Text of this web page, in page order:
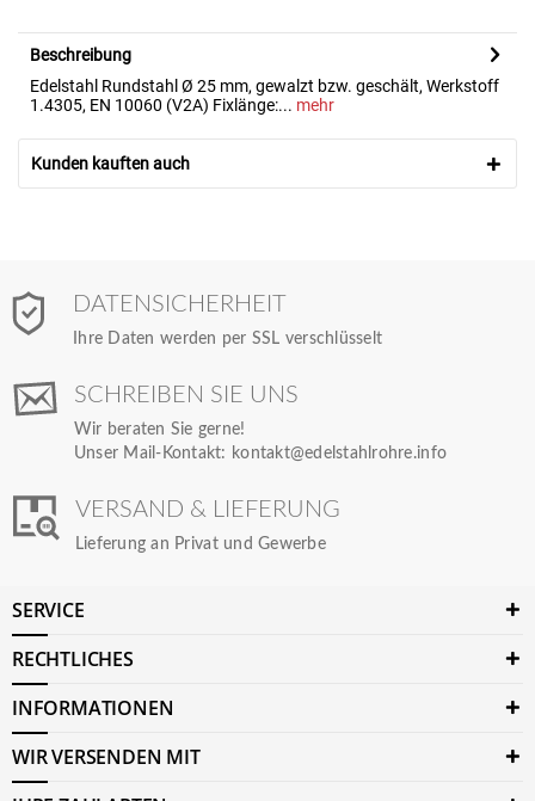
Beschreibung
Edelstahl Rundstahl Ø 25 mm, gewalzt bzw. geschält, Werkstoff
1.4305, EN 10060 (V2A) Fixlänge:... mehr
Kunden kauften auch
DATENSICHERHEIT
Ihre Daten werden per SSL verschlüsselt
SCHREIBEN SIE UNS
Wir beraten Sie gerne!
Unser Mail-Kontakt: kontakt@edelstahlrohre.info
VERSAND & LIEFERUNG
Lieferung an Privat und Gewerbe
SERVICE
RECHTLICHES
INFORMATIONEN
WIR VERSENDEN MIT